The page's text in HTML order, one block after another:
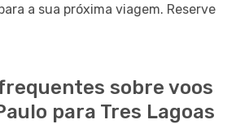
a sua próxima viagem. Reserve
sobre voos
para Tres Lagoas